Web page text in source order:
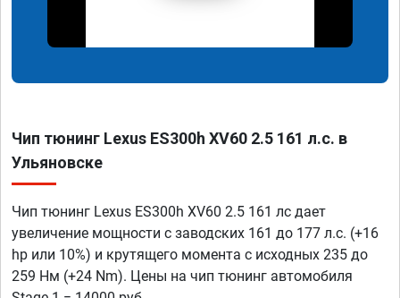
Чип тюнинг Lexus ES300h XV60 2.5 161 л.с. в
Ульяновске
Чип тюнинг Lexus ES300h XV60 2.5 161 лс дает
увеличение мощности с заводских 161 до 177 л.с. (+16
hp или 10%) и крутящего момента с исходных 235 до
259 Нм (+24 Nm). Цены на чип тюнинг автомобиля